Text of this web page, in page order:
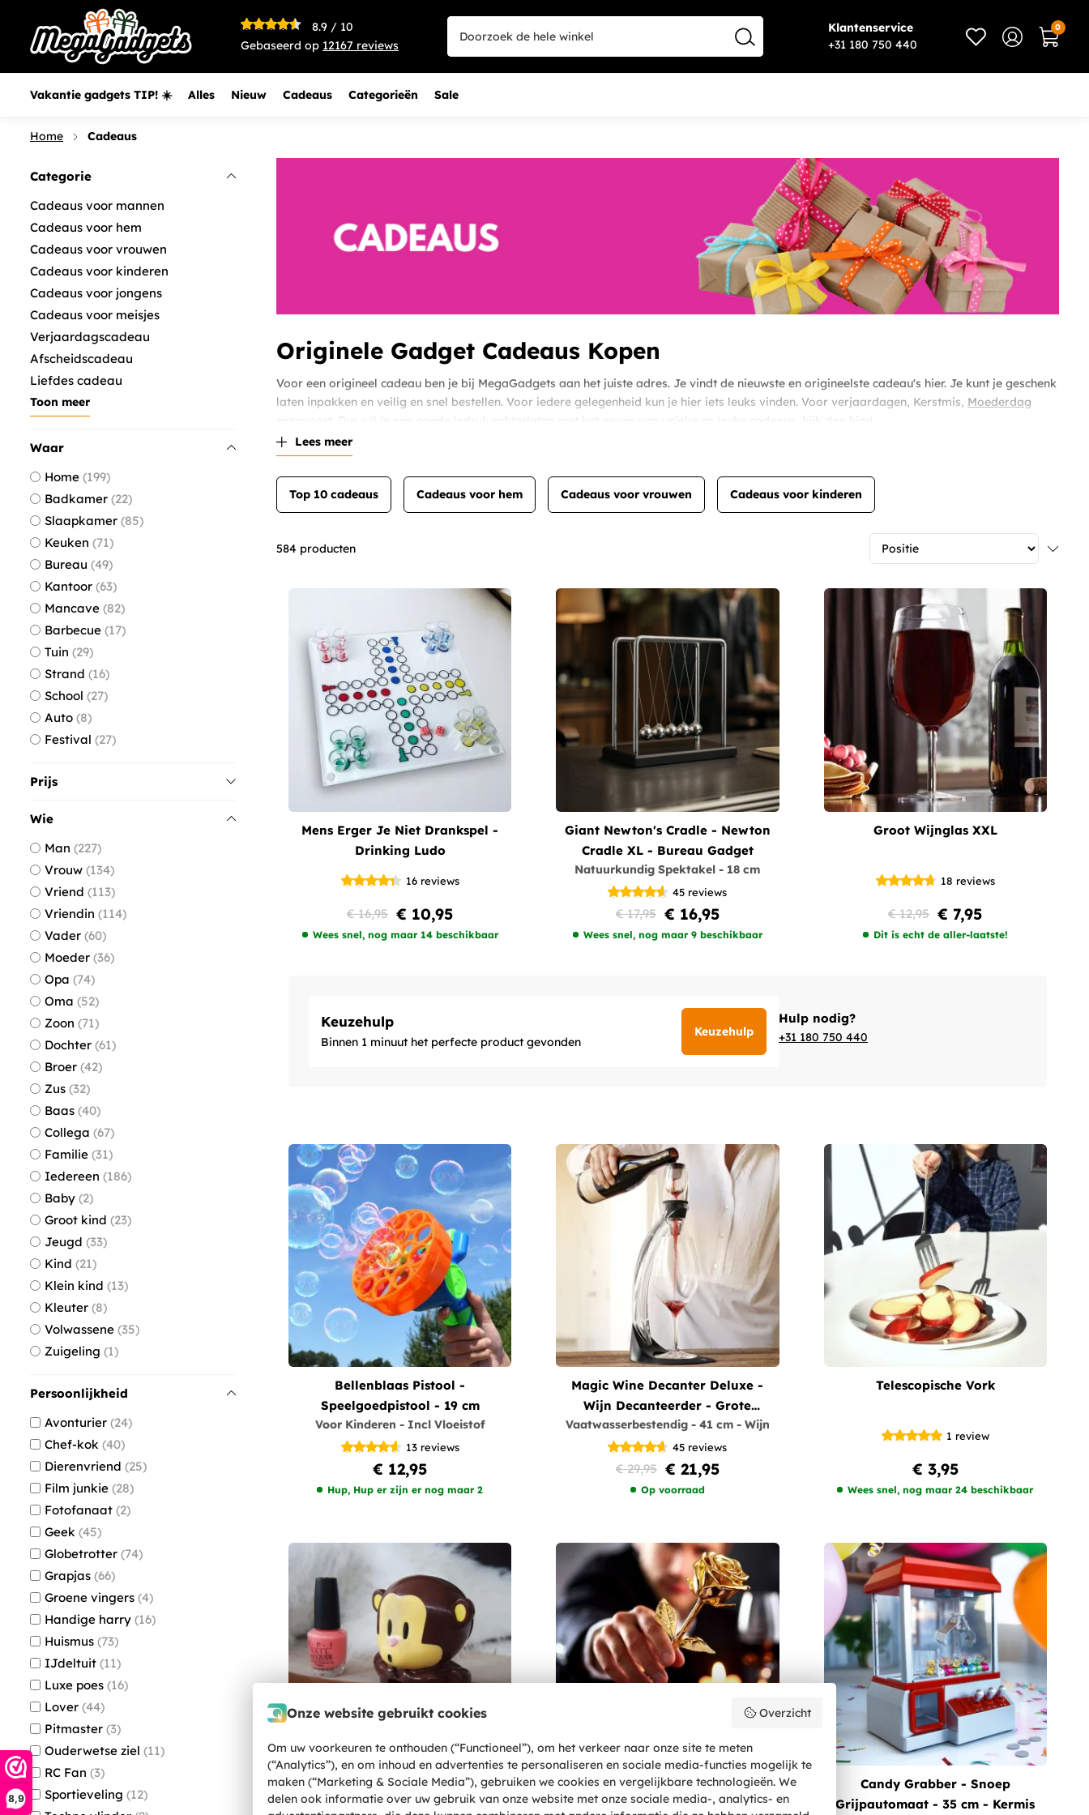
8,9
Klantenservice
+31 180 750 440
8.9/ 10
Gebaseerd op 12167 reviews
0
Vakantie gadgets TIP! ☀️ Alles Nieuw Cadeaus Categorieën Sale
Home Cadeaus
Originele Gadget Cadeaus Kopen
Voor een origineel cadeau ben je bij MegaGadgets aan het juiste adres. Je vindt de nieuwste en origineelste cadeau's hier. Je kunt je geschenk
laten inpakken en veilig en snel bestellen. Voor iedere gelegenheid kun je hier iets leuks vinden. Voor verjaardagen, Kerstmis, Moederdag
enzovoort. Dus wil je een goede indruk achterlaten met het geven van unieke en leuke cadeaus, kijk dan hier!
Lees meer
Top 10 cadeaus Cadeaus voor hem Cadeaus voor vrouwen Cadeaus voor kinderen
584 producten
Mens Erger Je Niet Drankspel -
Drinking Ludo
16 reviews
€ 10,95
€ 16,95
Wees snel, nog maar 14 beschikbaar
Giant Newton's Cradle - Newton
Cradle XL - Bureau Gadget
Natuurkundig Spektakel - 18 cm
45 reviews
€ 16,95
€ 17,95
Wees snel, nog maar 9 beschikbaar
Groot Wijnglas XXL
18 reviews
€ 7,95
€ 12,95
Dit is echt de aller-laatste!
Keuzehulp
Binnen 1 minuut het perfecte product gevonden
Keuzehulp
Hulp nodig?
+31 180 750 440
Bellenblaas Pistool -
Speelgoedpistool - 19 cm
Voor Kinderen - Incl Vloeistof
13 reviews
€ 12,95
Hup, Hup er zijn er nog maar 2
Magic Wine Decanter Deluxe -
Wijn Decanteerder - Grote
Decanter
Vaatwasserbestendig - 41 cm - Wijn
45 reviews
€ 21,95
€ 29,95
Op voorraad
Telescopische Vork
1 review
€ 3,95
Wees snel, nog maar 24 beschikbaar
Monkey Nail Polish Dryer -
Nageldroger Aapje - Draadloos
24K Golden Rose - Gouden Roos
Met Luxe Cadeauverpakking
Candy Grabber - Snoep
Grijpautomaat - 35 cm - Kermis
Categorie
Cadeaus voor mannen
Cadeaus voor hem
Cadeaus voor vrouwen
Cadeaus voor kinderen
Cadeaus voor jongens
Cadeaus voor meisjes
Verjaardagscadeau
Afscheidscadeau
Liefdes cadeau
Toon meer
Waar
Home 199
Badkamer 22
Slaapkamer 85
Keuken 71
Bureau 49
Kantoor 63
Mancave 82
Barbecue 17
Tuin 29
Strand 16
School 27
Auto 8
Festival 27
Prijs
Wie
Man 227
Vrouw 134
Vriend 113
Vriendin 114
Vader 60
Moeder 36
Opa 74
Oma 52
Zoon 71
Dochter 61
Broer 42
Zus 32
Baas 40
Collega 67
Familie 31
Iedereen 186
Baby 2
Groot kind 23
Jeugd 33
Kind 21
Klein kind 13
Kleuter 8
Volwassene 35
Zuigeling 1
Persoonlijkheid
Avonturier 24
Chef-kok 40
Dierenvriend 25
Film junkie 28
Fotofanaat 2
Geek 45
Globetrotter 74
Grapjas 66
Groene vingers 4
Handige harry 16
Huismus 73
IJdeltuit 11
Luxe poes 16
Lover 44
Pitmaster 3
Ouderwetse ziel 11
RC Fan 3
Sportieveling 12
Onze website gebruikt cookies Overzicht
Om uw voorkeuren te onthouden (“Functioneel”), om het verkeer naar onze site te meten
(“Analytics”), en om inhoud en advertenties te personaliseren en sociale media-functies mogelijk te
maken (“Marketing & Sociale Media”), gebruiken we cookies en vergelijkbare technologieën. We
delen ook informatie over uw gebruik van onze website met onze sociale media-, analytics- en